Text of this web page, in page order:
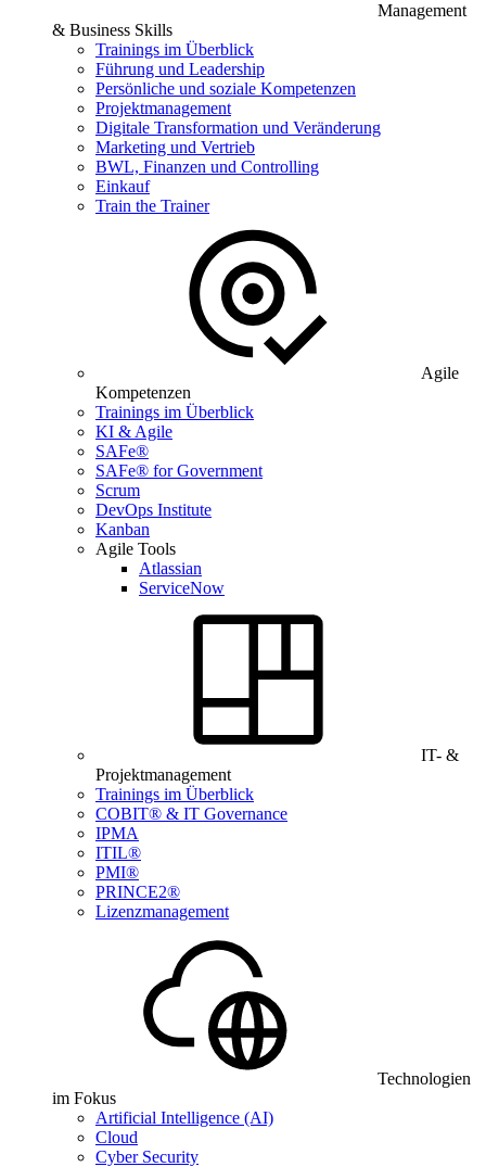
Management
& Business Skills
Trainings im Überblick
Führung und Leadership
Persönliche und soziale Kompetenzen
Projektmanagement
Digitale Transformation und Veränderung
Marketing und Vertrieb
BWL, Finanzen und Controlling
Einkauf
Train the Trainer
Agile
Kompetenzen
Trainings im Überblick
KI & Agile
SAFe®
SAFe® for Government
Scrum
DevOps Institute
Kanban
Agile Tools
Atlassian
ServiceNow
IT- &
Projektmanagement
Trainings im Überblick
COBIT® & IT Governance
IPMA
ITIL®
PMI®
PRINCE2®
Lizenzmanagement
Technologien
im Fokus
Artificial Intelligence (AI)
Cloud
Cyber Security